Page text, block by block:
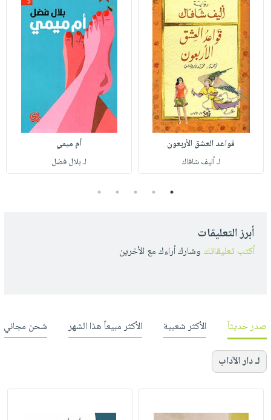
قواعد العشق الأربعون
لـ أليف شافاك
أم ميمي
لـ بلال فضل
1
2
3
4
5
أبرز التعليقات
أكتب تعليقاتك وشارك أراءك مع الأخرين
صدر حديثاً الأكثر شعبية الأكثر مبيعاً هذا الشهر شحن مجاني
لـ دار الآداب